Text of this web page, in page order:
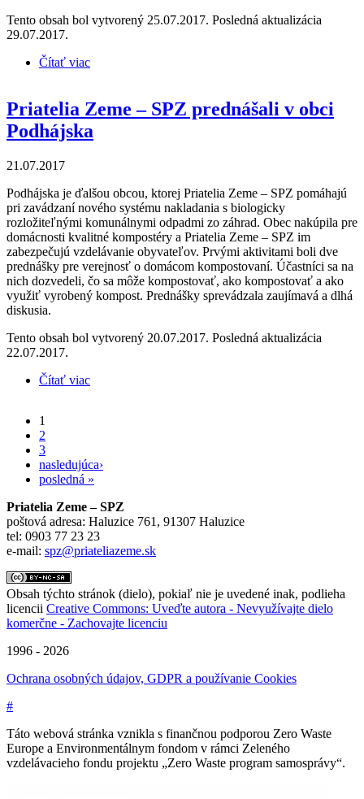
Tento obsah bol vytvorený 25.07.2017. Posledná aktualizácia
29.07.2017.
Čítať viac
Priatelia Zeme – SPZ prednášali v obci
Podhájska
21.07.2017
Podhájska je ďalšou obcou, ktorej Priatelia Zeme – SPZ pomáhajú
pri zavádzaní nového systému nakladania s biologicky
rozložiteľnými komunálnymi odpadmi zo záhrad. Obec nakúpila pre
domácnosti kvalitné kompostéry a Priatelia Zeme – SPZ im
zabezpečujú vzdelávanie obyvateľov. Prvými aktivitami boli dve
prednášky pre verejnosť o domácom kompostovaní. Účastníci sa na
nich dozvedeli, čo sa môže kompostovať, ako kompostovať a ako
využiť vyrobený kompost. Prednášky sprevádzala zaujímavá a dlhá
diskusia.
Tento obsah bol vytvorený 20.07.2017. Posledná aktualizácia
22.07.2017.
Čítať viac
Stránky
1
2
3
nasledujúca›
posledná »
Priatelia Zeme – SPZ
poštová adresa: Haluzice 761, 91307 Haluzice
tel: 0903 77 23 23
e-mail: spz@priateliazeme.sk
Obsah týchto stránok (dielo), pokiaľ nie je uvedené inak, podlieha
licencii Creative Commons: Uveďte autora - Nevyužívajte dielo
komerčne - Zachovajte licenciu
1996 - 2026
Ochrana osobných údajov, GDPR a používanie Cookies
#
Táto webová stránka vznikla s finančnou podporou Zero Waste
Europe a Environmentálnym fondom v rámci Zeleného
vzdelávacieho fondu projektu „Zero Waste program samosprávy“.